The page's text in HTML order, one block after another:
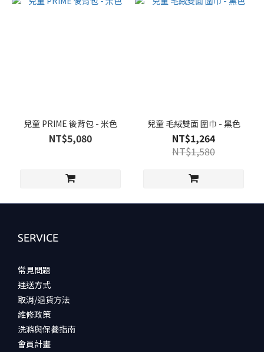
兒童 PRIME 後背包 - 米色
NT$5,080
兒童 毛絨雙面 圍巾 - 黑色
NT$1,264
NT$1,580
SERVICE
常見問題
運送方式
取消/退貨方法
維修政策
洗滌與保養指南
會員計畫